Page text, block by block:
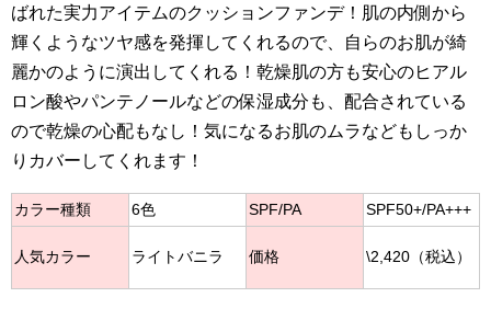
ばれた実力アイテムのクッションファンデ！肌の内側から
輝くようなツヤ感を発揮してくれるので、自らのお肌が綺
麗かのように演出してくれる！乾燥肌の方も安心のヒアル
ロン酸やパンテノールなどの保湿成分も、配合されている
ので乾燥の心配もなし！気になるお肌のムラなどもしっか
りカバーしてくれます！
カラー種類 6色 SPF/PA SPF50+/PA+++
人気カラー ライトバニラ 価格 \2,420（税込）